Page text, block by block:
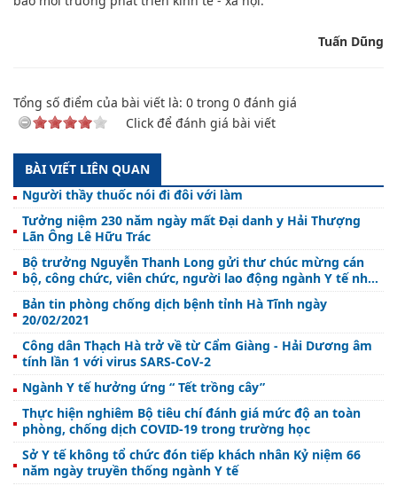
Tuấn Dũng
Tổng số điểm của bài viết là: 0 trong 0 đánh giá
Click để đánh giá bài viết
BÀI VIẾT LIÊN QUAN
Người thầy thuốc nói đi đôi với làm
Tưởng niệm 230 năm ngày mất Đại danh y Hải Thượng
Lãn Ông Lê Hữu Trác
Bộ trưởng Nguyễn Thanh Long gửi thư chúc mừng cán
bộ, công chức, viên chức, người lao động ngành Y tế nhân
kỷ niệm 66 năm Ngày Thầy thuốc Việt Nam 27/2
Bản tin phòng chống dịch bệnh tỉnh Hà Tĩnh ngày
20/02/2021
Công dân Thạch Hà trở về từ Cẩm Giàng - Hải Dương âm
tính lần 1 với virus SARS-CoV-2
Ngành Y tế hưởng ứng “ Tết trồng cây”
Thực hiện nghiêm Bộ tiêu chí đánh giá mức độ an toàn
phòng, chống dịch COVID-19 trong trường học
Sở Y tế không tổ chức đón tiếp khách nhân Kỷ niệm 66
năm ngày truyền thống ngành Y tế